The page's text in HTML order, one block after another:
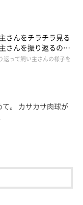
半面、デメリットが
、犬を飼うメリッ
ましょう。
がある
さんをチラチラ見る
さんを振り返るのは
返って飼い主さんの様子を
て。 カサカサ肉球が